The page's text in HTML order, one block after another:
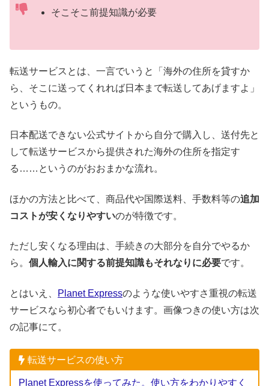
そこそこ前提知識が必要
転送サービスとは、一言でいうと「海外の住所を貸すか
ら、そこに送ってくれれば日本まで転送してあげますよ」
というもの。
日本配送できない公式サイトから自分で購入し、送付先と
して転送サービスから提供された海外の住所を指定す
る……というのがおおまかな流れ。
ほかの方法と比べて、商品代や国際送料、手数料等の追加
コストが安くなりやすいのが特徴です。
ただし安くなる理由は、手続きの大部分を自分でやるか
ら。 個人輸入に関する前提知識もそれなりに必要です。
とはいえ、 Planet Expressのような使いやすさ重視の転送
サービスなら初心者でもいけます。画像つきの使い方は次
の記事にて。
転送サービスの使い方
Planet Expressを使ってみた。使い方をわかりやすく